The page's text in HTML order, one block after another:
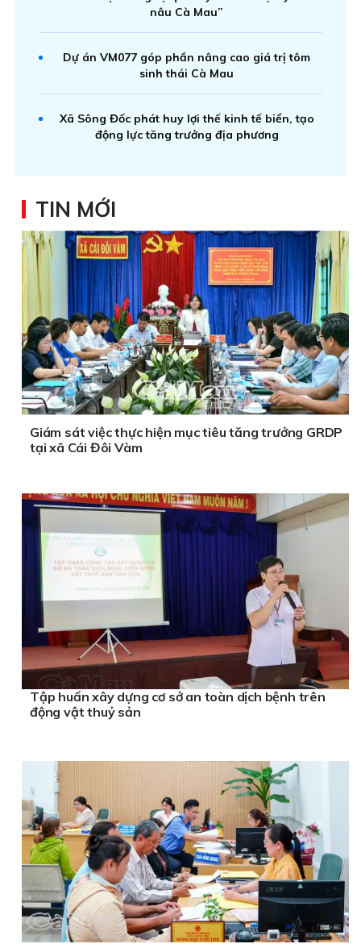
nâu Cà Mau”
Dự án VM077 góp phần nâng cao giá trị tôm
sinh thái Cà Mau
Xã Sông Đốc phát huy lợi thế kinh tế biển, tạo
động lực tăng trưởng địa phương
TIN MỚI
Giám sát việc thực hiện mục tiêu tăng trưởng GRDP
tại xã Cái Đôi Vàm
Tập huấn xây dựng cơ sở an toàn dịch bệnh trên
động vật thuỷ sản